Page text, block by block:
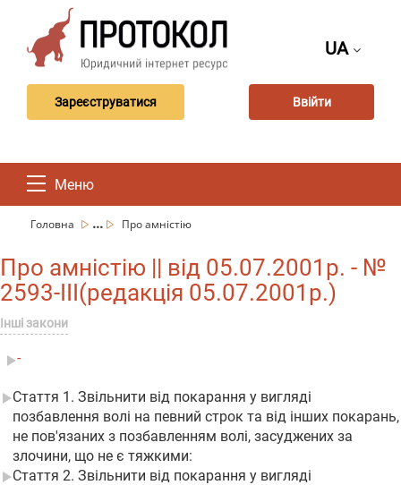
UA
Зареєструватися Ввійти
Меню
Головна ... Про амністію
Про амністію || від 05.07.2001р. - №
2593-III(редакція 05.07.2001р.)
Інші закони
-
Стаття 1. Звільнити від покарання у вигляді
позбавлення волі на певний строк та від інших покарань,
не пов'язаних з позбавленням волі, засуджених за
злочини, що не є тяжкими:
Стаття 2. Звільнити від покарання у вигляді